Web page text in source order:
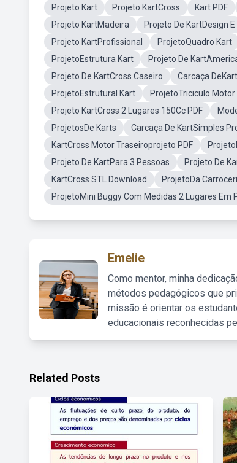
Projeto Kart Projeto KartCross Kart PDF
Projeto KartMadeira
Projeto De KartDesign E
Projeto KartProfissional
ProjetoQuadro Kart
ProjetoEstrutura Kart
Projeto De
Projeto De KartCross Caseiro
Carcaça
ProjetoEstrutural Kart
ProjetoTriciculo Motor
Projeto KartCross 2 Lugares 150Cc PDF
ProjetosDe Karts
Carcaça De KartSimples
KartCross Motor Traseiroprojeto PDF
Projeto De KartPara 3 Pessoas
Projeto De
KartCross STL Download
ProjetoDa
ProjetoMini Buggy Com Medidas 2 Lugares Em
Emelie
Como mentor, minha
métodos pedagógicos que
missão é orientar os
educacionais reconhecidas
Related Posts